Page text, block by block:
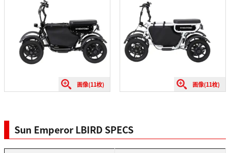
画像(11枚) 画像(11枚)
Sun Emperor LBIRD SPECS